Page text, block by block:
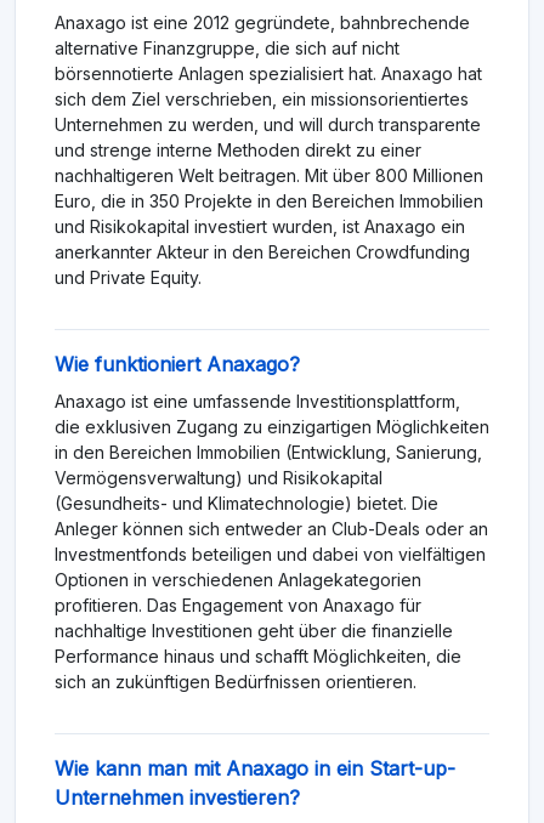
Anaxago ist eine 2012 gegründete, bahnbrechende
alternative Finanzgruppe, die sich auf nicht
börsennotierte Anlagen spezialisiert hat. Anaxago hat
sich dem Ziel verschrieben, ein missionsorientiertes
Unternehmen zu werden, und will durch transparente
und strenge interne Methoden direkt zu einer
nachhaltigeren Welt beitragen. Mit über 800 Millionen
Euro, die in 350 Projekte in den Bereichen Immobilien
und Risikokapital investiert wurden, ist Anaxago ein
anerkannter Akteur in den Bereichen Crowdfunding
und Private Equity.
Wie funktioniert Anaxago?
Anaxago ist eine umfassende Investitionsplattform,
die exklusiven Zugang zu einzigartigen Möglichkeiten
in den Bereichen Immobilien (Entwicklung, Sanierung,
Vermögensverwaltung) und Risikokapital
(Gesundheits- und Klimatechnologie) bietet. Die
Anleger können sich entweder an Club-Deals oder an
Investmentfonds beteiligen und dabei von vielfältigen
Optionen in verschiedenen Anlagekategorien
profitieren. Das Engagement von Anaxago für
nachhaltige Investitionen geht über die finanzielle
Performance hinaus und schafft Möglichkeiten, die
sich an zukünftigen Bedürfnissen orientieren.
Wie kann man mit Anaxago in ein Start-up-
Unternehmen investieren?